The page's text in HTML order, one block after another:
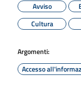
Avviso
Cultura
Argomenti:
Accesso